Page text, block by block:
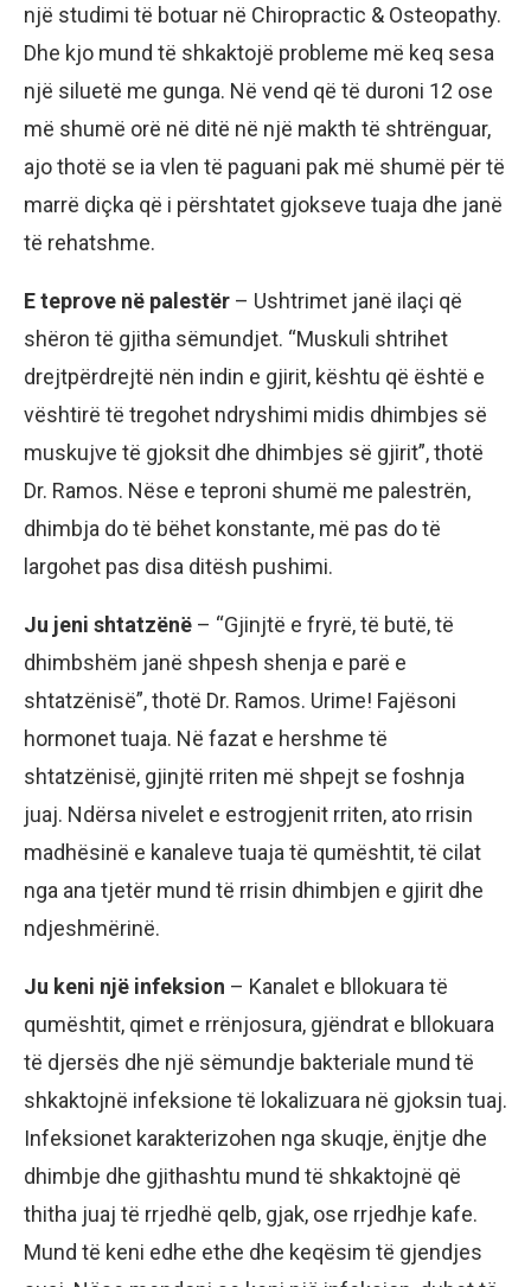
një studimi të botuar në Chiropractic & Osteopathy.
Dhe kjo mund të shkaktojë probleme më keq sesa
një siluetë me gunga. Në vend që të duroni 12 ose
më shumë orë në ditë në një makth të shtrënguar,
ajo thotë se ia vlen të paguani pak më shumë për të
marrë diçka që i përshtatet gjokseve tuaja dhe janë
të rehatshme.
E teprove në palestër – Ushtrimet janë ilaçi që
shëron të gjitha sëmundjet. “Muskuli shtrihet
drejtpërdrejtë nën indin e gjirit, kështu që është e
vështirë të tregohet ndryshimi midis dhimbjes së
muskujve të gjoksit dhe dhimbjes së gjirit”, thotë
Dr. Ramos. Nëse e teproni shumë me palestrën,
dhimbja do të bëhet konstante, më pas do të
largohet pas disa ditësh pushimi.
Ju jeni shtatzënë – “Gjinjtë e fryrë, të butë, të
dhimbshëm janë shpesh shenja e parë e
shtatzënisë”, thotë Dr. Ramos. Urime! Fajësoni
hormonet tuaja. Në fazat e hershme të
shtatzënisë, gjinjtë rriten më shpejt se foshnja
juaj. Ndërsa nivelet e estrogjenit rriten, ato rrisin
madhësinë e kanaleve tuaja të qumështit, të cilat
nga ana tjetër mund të rrisin dhimbjen e gjirit dhe
ndjeshmërinë.
Ju keni një infeksion – Kanalet e bllokuara të
qumështit, qimet e rrënjosura, gjëndrat e bllokuara
të djersës dhe një sëmundje bakteriale mund të
shkaktojnë infeksione të lokalizuara në gjoksin tuaj.
Infeksionet karakterizohen nga skuqje, ënjtje dhe
dhimbje dhe gjithashtu mund të shkaktojnë që
thitha juaj të rrjedhë qelb, gjak, ose rrjedhje kafe.
Mund të keni edhe ethe dhe keqësim të gjendjes